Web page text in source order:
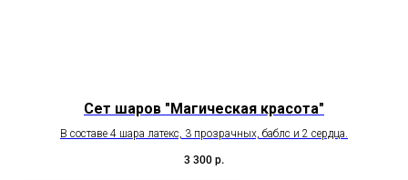
Сет шаров "Магическая красота"
В составе 4 шара латекс, 3 прозрачных, баблс и 2 сердца.
3 300 р.